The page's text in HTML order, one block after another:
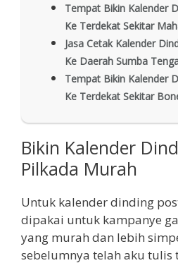
Tempat Bikin Kalender
Ke Terdekat Sekitar
Jasa Cetak Kalender
Ke Daerah Sumba
Tempat Bikin Kalender
Ke Terdekat Sekitar
Bikin Kalender
Pilkada Murah
Untuk kalender dinding
dipakai untuk kampanye
yang murah dan lebih
sebelumnya telah aku tulis